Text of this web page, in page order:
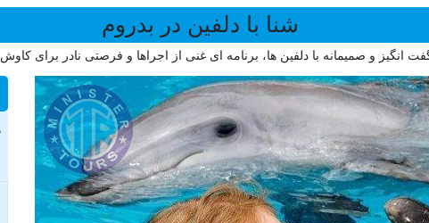
شنا با دلفین در بدروم
انگیز و صمیمانه با دلفین ها، برنامه ای غنی از اجراها و فرصتی نادر برای